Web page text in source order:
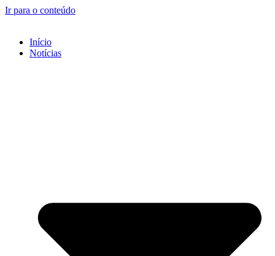
Ir para o conteúdo
Início
Notícias